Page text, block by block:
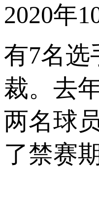
2020年
有7名选
裁。去
两名球
了禁赛期